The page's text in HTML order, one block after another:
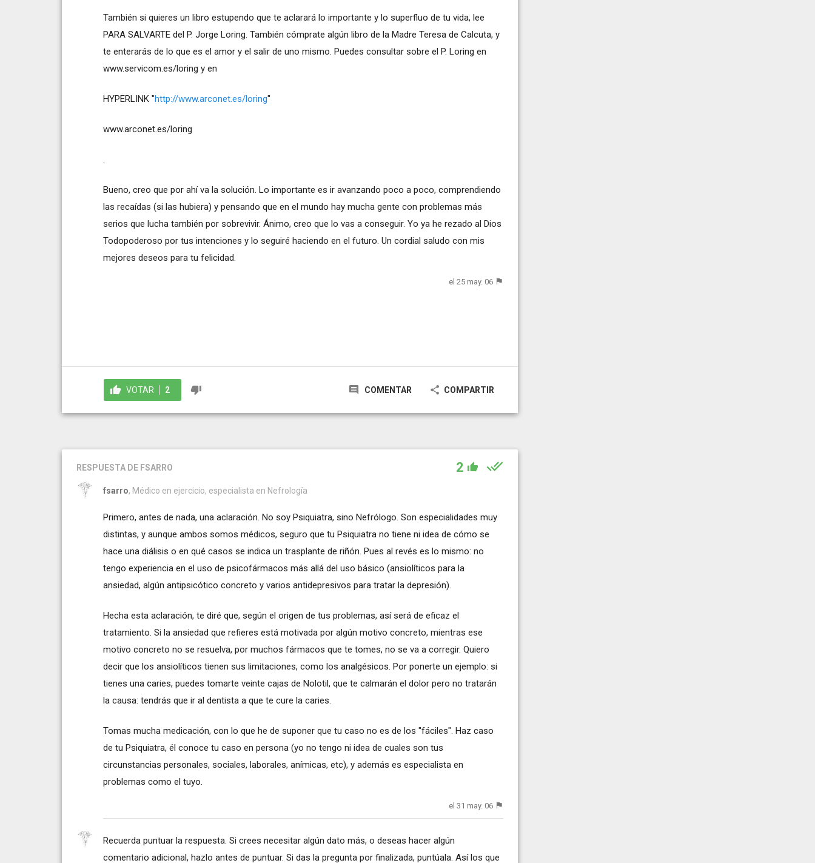
También si quieres un libro estupendo que te aclarará lo importante y lo superfluo de tu vida, lee
PARA SALVARTE del P. Jorge Loring. También cómprate algún libro de la Madre Teresa de Calcuta, y
te enterarás de lo que es el amor y el salir de uno mismo. Puedes consultar sobre el P. Loring en
www.servicom.es/loring y en
HYPERLINK "http://www.arconet.es/loring"
www.arconet.es/loring
.
Bueno, creo que por ahí va la solución. Lo importante es ir avanzando poco a poco, comprendiendo
las recaídas (si las hubiera) y pensando que en el mundo hay mucha gente con problemas más
serios que lucha también por sobrevivir. Ánimo, creo que lo vas a conseguir. Yo ya he rezado al Dios
Todopoderoso por tus intenciones y lo seguiré haciendo en el futuro. Un cordial saludo con mis
mejores deseos para tu felicidad.
el 25 may. 06
VOTAR 2 COMENTAR COMPARTIR
RESPUESTA DE FSARRO 2
fsarro, Médico en ejercicio, especialista en Nefrología
Primero, antes de nada, una aclaración. No soy Psiquiatra, sino Nefrólogo. Son especialidades muy
distintas, y aunque ambos somos médicos, seguro que tu Psiquiatra no tiene ni idea de cómo se
hace una diálisis o en qué casos se indica un trasplante de riñón. Pues al revés es lo mismo: no
tengo experiencia en el uso de psicofármacos más allá del uso básico (ansiolíticos para la
ansiedad, algún antipsicótico concreto y varios antidepresivos para tratar la depresión).
Hecha esta aclaración, te diré que, según el origen de tus problemas, así será de eficaz el
tratamiento. Si la ansiedad que refieres está motivada por algún motivo concreto, mientras ese
motivo concreto no se resuelva, por muchos fármacos que te tomes, no se va a corregir. Quiero
decir que los ansiolíticos tienen sus limitaciones, como los analgésicos. Por ponerte un ejemplo: si
tienes una caries, puedes tomarte veinte cajas de Nolotil, que te calmarán el dolor pero no tratarán
la causa: tendrás que ir al dentista a que te cure la caries.
Tomas mucha medicación, con lo que he de suponer que tu caso no es de los "fáciles". Haz caso
de tu Psiquiatra, él conoce tu caso en persona (yo no tengo ni idea de cuales son tus
circunstancias personales, sociales, laborales, anímicas, etc), y además es especialista en
problemas como el tuyo.
el 31 may. 06
Recuerda puntuar la respuesta. Si crees necesitar algún dato más, o deseas hacer algún
comentario adicional, hazlo antes de puntuar. Si das la pregunta por finalizada, puntúala. Así los que